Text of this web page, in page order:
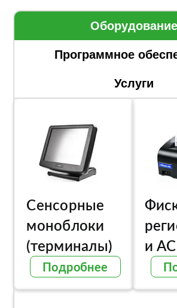
Оборудование
Программное
Услуги
Сенсорные
моноблоки
(терминалы)
Подробнее
и